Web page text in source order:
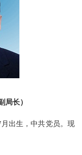
局长）
出生，中共党员。现